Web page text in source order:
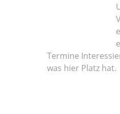
Termine
was hier Platz hat.